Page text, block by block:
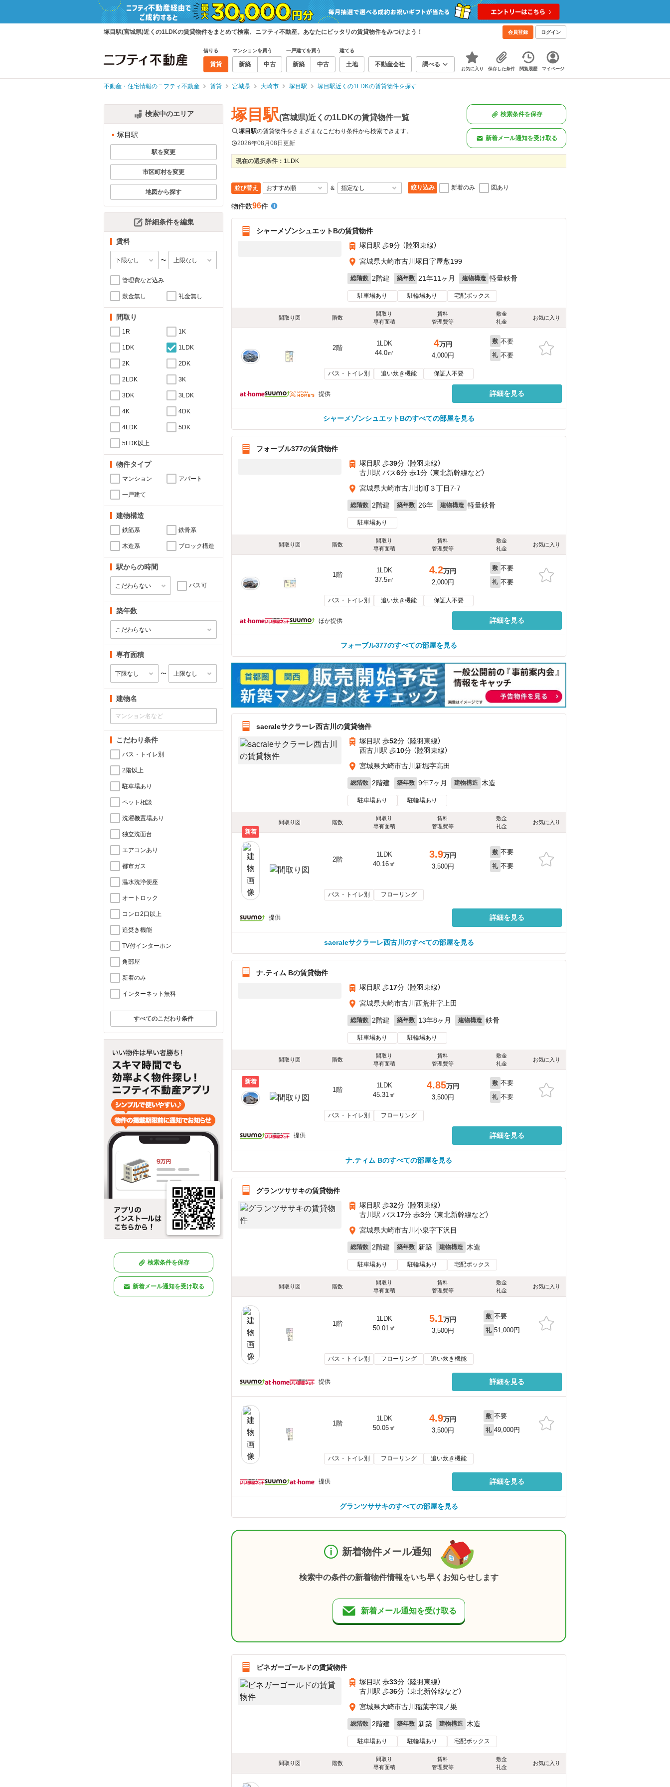
塚目駅(宮城県)近くの1LDKの賃貸物件をまとめて検索、ニフティ不動産。あなたにピッタリの賃貸物件をみつけよう！ 会員登録 ログイン
借りる
賃貸
マンションを買う
新築 中古
一戸建てを買う
新築 中古
建てる
土地 不動産会社 調べる
お気に入り 保存した条件 閲覧履歴 マイページ
不動産・住宅情報のニフティ不動産 賃貸 宮城県 大崎市 塚目駅 塚目駅近くの1LDKの賃貸物件を探す
検索中のエリア
塚目駅
駅を変更
市区町村を変更
地図から探す
詳細条件を編集
賃料
〜
管理費など込み
敷金無し 礼金無し
間取り
1R 1K
1DK 1LDK
2K 2DK
2LDK 3K
3DK 3LDK
4K 4DK
4LDK 5DK
5LDK以上
物件タイプ
マンション アパート
一戸建て
建物構造
鉄筋系 鉄骨系
木造系 ブロック構造
駅からの時間
バス可
築年数
専有面積
〜
建物名
こだわり条件
バス・トイレ別
2階以上
駐車場あり
ペット相談
洗濯機置場あり
独立洗面台
エアコンあり
都市ガス
温水洗浄便座
オートロック
コンロ2口以上
追焚き機能
TV付インターホン
角部屋
新着のみ
インターネット無料
すべてのこだわり条件
検索条件を保存
新着メール通知を受け取る
塚目駅(宮城県)近くの1LDKの賃貸物件一覧
塚目駅の賃貸物件をさまざまなこだわり条件から検索できます。
2026年08月08日更新
検索条件を保存
新着メール通知を受け取る
現在の選択条件： 1LDK
並び替え ＆ 絞り込み 新着のみ 図あり
物件数96件
シャーメゾンシュエットBの賃貸物件
塚目駅 歩9分 （陸羽東線）
宮城県大崎市古川塚目字屋敷199
総階数 2階建 築年数 21年11ヶ月 建物構造 軽量鉄骨
駐車場あり 駐輪場あり 宅配ボックス
間取り図 階数
間取り
専有面積
賃料
管理費等
敷金
礼金
お気に入り
2階
1LDK
44.0㎡
4万円
4,000円
敷 不要
礼 不要
バス・トイレ別 追い炊き機能 保証人不要
提供 詳細を見る
シャーメゾンシュエットBのすべての部屋を見る
フォーブル377の賃貸物件
塚目駅 歩39分 （陸羽東線）
古川駅 バス6分 歩1分 （東北新幹線など）
宮城県大崎市古川北町３丁目7-7
総階数 2階建 築年数 26年 建物構造 軽量鉄骨
駐車場あり
間取り図 階数
間取り
専有面積
賃料
管理費等
敷金
礼金
お気に入り
1階
1LDK
37.5㎡
4.2万円
2,000円
敷 不要
礼 不要
バス・トイレ別 追い炊き機能 保証人不要
ほか提供 詳細を見る
フォーブル377のすべての部屋を見る
sacraleサクラーレ西古川の賃貸物件
塚目駅 歩52分 （陸羽東線）
西古川駅 歩10分 （陸羽東線）
宮城県大崎市古川新堀字高田
総階数 2階建 築年数 9年7ヶ月 建物構造 木造
駐車場あり 駐輪場あり
間取り図 階数
間取り
専有面積
賃料
管理費等
敷金
礼金
お気に入り
新着
2階
1LDK
40.16㎡
3.9万円
3,500円
敷 不要
礼 不要
バス・トイレ別 フローリング
提供 詳細を見る
sacraleサクラーレ西古川のすべての部屋を見る
ナ.ティム Bの賃貸物件
塚目駅 歩17分 （陸羽東線）
宮城県大崎市古川西荒井字上田
総階数 2階建 築年数 13年8ヶ月 建物構造 鉄骨
駐車場あり 駐輪場あり
間取り図 階数
間取り
専有面積
賃料
管理費等
敷金
礼金
お気に入り
新着
1階
1LDK
45.31㎡
4.85万円
3,500円
敷 不要
礼 不要
バス・トイレ別 フローリング
提供 詳細を見る
ナ.ティム Bのすべての部屋を見る
グランツササキの賃貸物件
塚目駅 歩32分 （陸羽東線）
古川駅 バス17分 歩3分 （東北新幹線など）
宮城県大崎市古川小泉字下沢目
総階数 2階建 築年数 新築 建物構造 木造
駐車場あり 駐輪場あり 宅配ボックス
間取り図 階数
間取り
専有面積
賃料
管理費等
敷金
礼金
お気に入り
1階
1LDK
50.01㎡
5.1万円
3,500円
敷 不要
礼 51,000円
バス・トイレ別 フローリング 追い炊き機能
提供 詳細を見る
1階
1LDK
50.05㎡
4.9万円
3,500円
敷 不要
礼 49,000円
バス・トイレ別 フローリング 追い炊き機能
提供 詳細を見る
グランツササキのすべての部屋を見る
新着物件メール通知
検索中の条件の新着物件情報をいち早くお知らせします
新着メール通知を受け取る
ビネガーゴールドの賃貸物件
塚目駅 歩33分 （陸羽東線）
古川駅 歩36分 （東北新幹線など）
宮城県大崎市古川稲葉字鴻ノ巣
総階数 2階建 築年数 新築 建物構造 木造
駐車場あり 駐輪場あり 宅配ボックス
間取り図 階数
間取り
専有面積
賃料
管理費等
敷金
礼金
お気に入り